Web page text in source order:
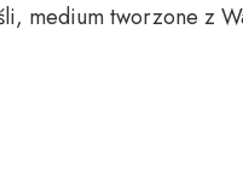
medium tworzone z